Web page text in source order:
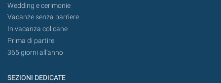
Wedding e cerimonie
Vacanze senza barriere
In vacanza col cane
Prima di partire
365 giorni all’anno
SEZIONI DEDICATE